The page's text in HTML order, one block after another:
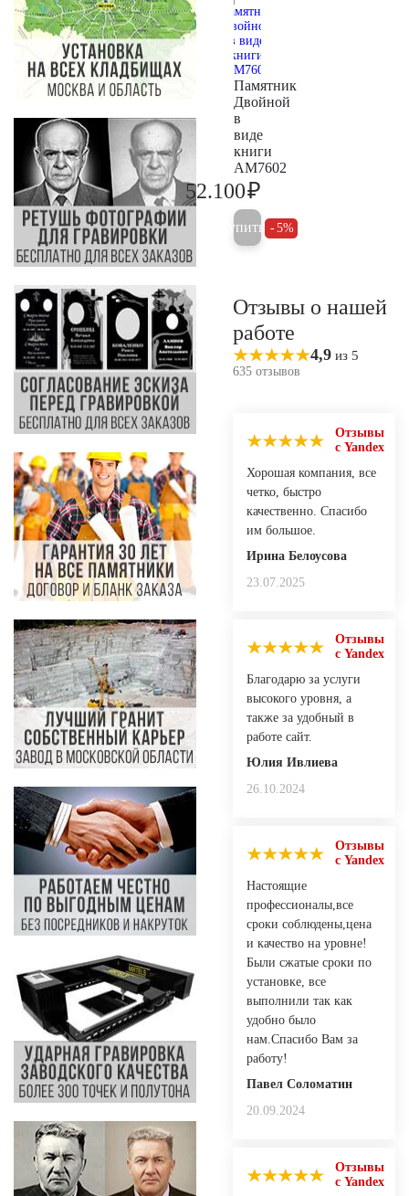
Памятник
Двойной
в
виде
книги
AM7602
52.100₽
Купить 5%
Отзывы о нашей
работе
4,9 из 5
635 отзывов
Отзывы
с Yandex
Хорошая компания, все
четко, быстро
качественно. Спасибо
им большое.
Ирина Белоусова
23.07.2025
Отзывы
с Yandex
Благодарю за услуги
высокого уровня, а
также за удобный в
работе сайт.
Юлия Ивлиева
26.10.2024
Отзывы
с Yandex
Настоящие
профессионалы,все
сроки соблюдены,цена
и качество на уровне!
Были сжатые сроки по
установке, все
выполнили так как
удобно было
нам.Спасибо Вам за
работу!
Павел Соломатин
20.09.2024
Отзывы
с Yandex